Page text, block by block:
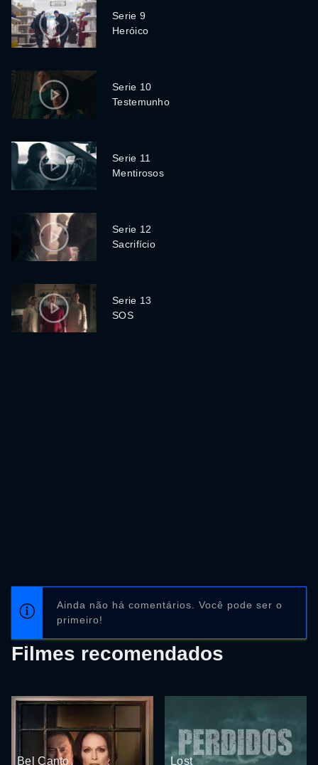
Serie 9
Heróico
Serie 10
Testemunho
Serie 11
Mentirosos
Serie 12
Sacrifício
Serie 13
SOS
Ainda não há comentários. Você pode ser o
primeiro!
Filmes recomendados
Bel Canto Lost